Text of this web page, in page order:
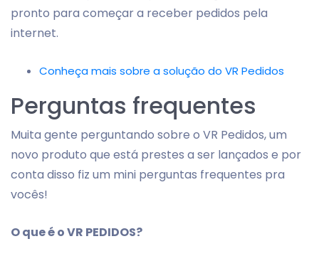
pronto para começar a receber pedidos pela
internet.
Conheça mais sobre a solução do VR Pedidos
Perguntas frequentes
Muita gente perguntando sobre o VR Pedidos, um
novo produto que está prestes a ser lançados e por
conta disso fiz um mini perguntas frequentes pra
vocês!
O que é o VR PEDIDOS?